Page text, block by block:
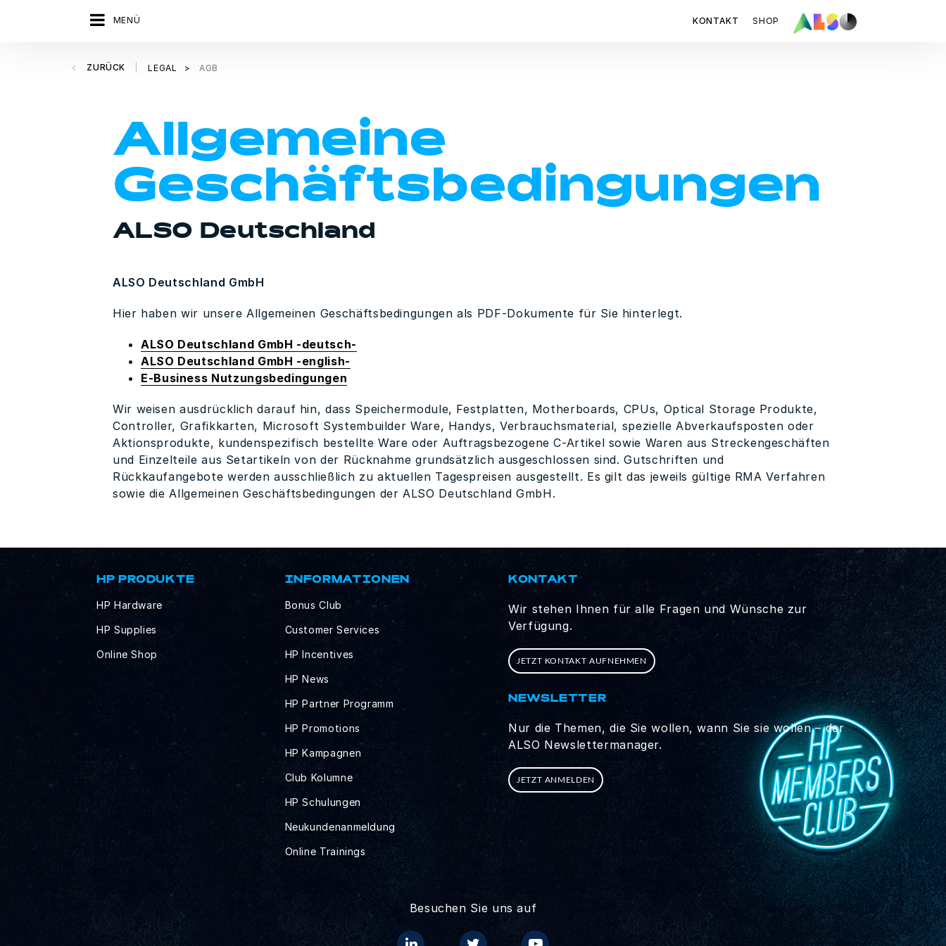
MENÜ KONTAKT SHOP
ZURÜCK LEGAL AGB
Allgemeine
Geschäftsbedingungen
ALSO Deutschland
ALSO Deutschland GmbH
Hier haben wir unsere Allgemeinen Geschäftsbedingungen als PDF-Dokumente für Sie hinterlegt.
ALSO Deutschland GmbH -deutsch-
ALSO Deutschland GmbH -english-
E-Business Nutzungsbedingungen
Wir weisen ausdrücklich darauf hin, dass Speichermodule, Festplatten, Motherboards, CPUs, Optical Storage Produkte,
Controller, Grafikkarten, Microsoft Systembuilder Ware, Handys, Verbrauchsmaterial, spezielle Abverkaufsposten oder
Aktionsprodukte, kundenspezifisch bestellte Ware oder Auftragsbezogene C-Artikel sowie Waren aus Streckengeschäften
und Einzelteile aus Setartikeln von der Rücknahme grundsätzlich ausgeschlossen sind. Gutschriften und
Rückkaufangebote werden ausschließlich zu aktuellen Tagespreisen ausgestellt. Es gilt das jeweils gültige RMA Verfahren
sowie die Allgemeinen Geschäftsbedingungen der ALSO Deutschland GmbH.
HP PRODUKTE
HP Hardware
HP Supplies
Online Shop
INFORMATIONEN
Bonus Club
Customer Services
HP Incentives
HP News
HP Partner Programm
HP Promotions
HP Kampagnen
Club Kolumne
HP Schulungen
Neukundenanmeldung
Online Trainings
KONTAKT
Wir stehen Ihnen für alle Fragen und Wünsche zur
Verfügung.
JETZT KONTAKT AUFNEHMEN
NEWSLETTER
Nur die Themen, die Sie wollen, wann Sie sie wollen – der
ALSO Newslettermanager.
JETZT ANMELDEN
Besuchen Sie uns auf